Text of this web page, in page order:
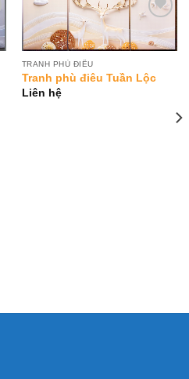
Wishlist
TRANH PHÙ ĐIÊU
Tranh phù điêu Tuần Lộc
Liên hệ